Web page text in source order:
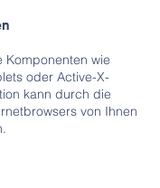
Komponenten wie
oder Active-X-
kann durch die
von Ihnen